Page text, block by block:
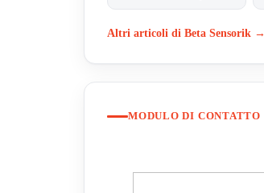
Altri articoli di Beta Sensorik →
MODULO DI CONTATTO